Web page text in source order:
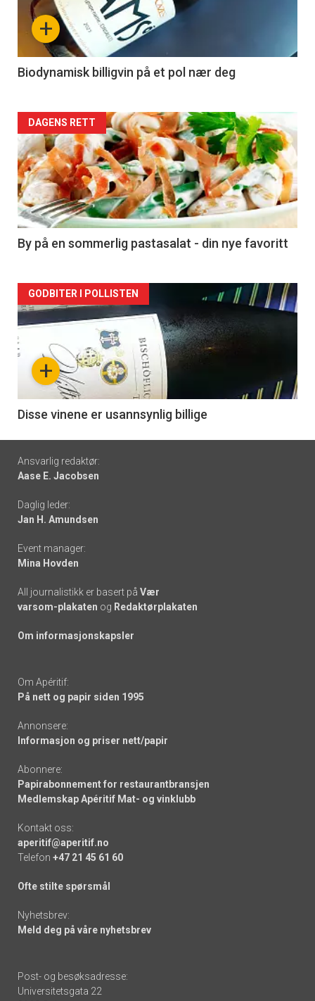
nå
4
+
Biodynamisk billigvin på et pol nær deg
Forsiden
akkurat
nå
-
5
DAGENS RETT
By på en sommerlig pastasalat - din nye favoritt
Forsiden
akkurat
nå
6
+
GODBITER I POLLISTEN
Disse vinene er usannsynlig billige
Footer
-
links
Ansvarlig redaktør:
Aase E. Jacobsen
Daglig leder:
Jan H. Amundsen
Event manager:
Mina Hovden
All journalistikk er basert på Vær
varsom-plakaten og Redaktørplakaten
Om informasjonskapsler
Om Apéritif:
På nett og papir siden 1995
Annonsere:
Informasjon og priser nett/papir
Abonnere:
Papirabonnement for restaurantbransjen
Medlemskap Apéritif Mat- og vinklubb
Kontakt oss:
aperitif@aperitif.no
Telefon +47 21 45 61 60
Ofte stilte spørsmål
Nyhetsbrev:
Meld deg på våre nyhetsbrev
Post- og besøksadresse:
Universitetsgata 22